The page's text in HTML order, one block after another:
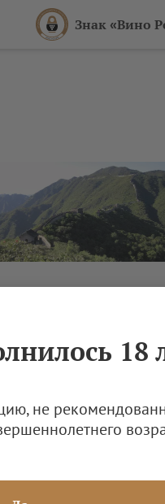
Знак «Вино
18
не